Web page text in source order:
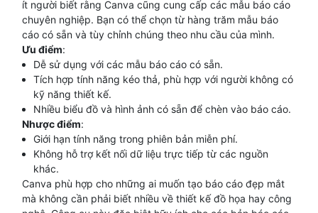
ít người biết rằng Canva cũng cung cấp các mẫu báo cáo
chuyên nghiệp. Bạn có thể chọn từ hàng trăm mẫu báo
cáo có sẵn và tùy chỉnh chúng theo nhu cầu của mình.
Ưu điểm:
Dễ sử dụng với các mẫu báo cáo có sẵn.
Tích hợp tính năng kéo thả, phù hợp với người không có
kỹ năng thiết kế.
Nhiều biểu đồ và hình ảnh có sẵn để chèn vào báo cáo.
Nhược điểm:
Giới hạn tính năng trong phiên bản miễn phí.
Không hỗ trợ kết nối dữ liệu trực tiếp từ các nguồn
khác.
Canva phù hợp cho những ai muốn tạo báo cáo đẹp mắt
mà không cần phải biết nhiều về thiết kế đồ họa hay công